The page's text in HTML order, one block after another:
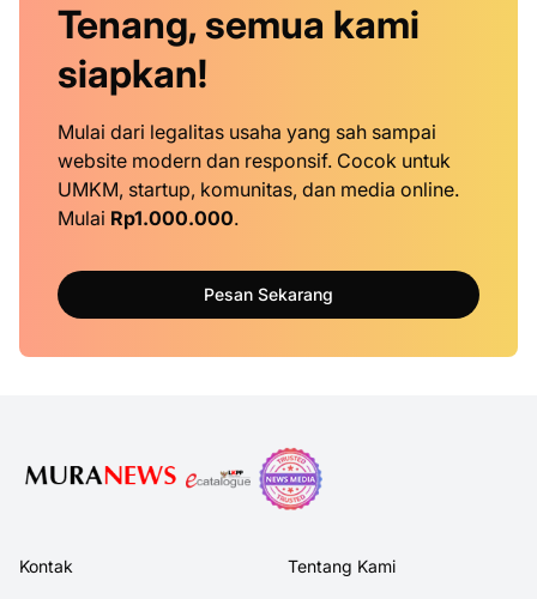
Tenang, semua kami
siapkan!
Mulai dari legalitas usaha yang sah sampai
website modern dan responsif. Cocok untuk
UMKM, startup, komunitas, dan media online.
Mulai Rp1.000.000.
Pesan Sekarang
Kontak Tentang Kami